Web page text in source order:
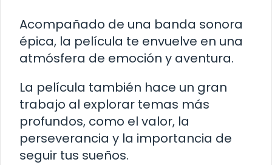
Acompañado de una banda sonora
épica, la película te envuelve en una
atmósfera de emoción y aventura.
La película también hace un gran
trabajo al explorar temas más
profundos, como el valor, la
perseverancia y la importancia de
seguir tus sueños.